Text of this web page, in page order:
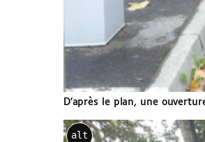
D’après le plan, une
alt